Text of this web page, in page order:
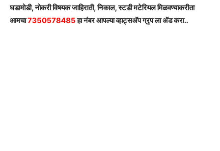
घडामोडी, नोकरी विषयक जाहिराती, निकाल, स्टडी मटेरियल मिळवण्याकरीता
आमचा7350578485हा नंबर आपल्या व्हाट्सअ‍ॅप ग्रृप ला अ‍ॅड करा..